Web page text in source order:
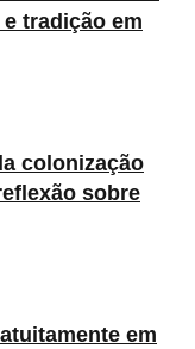
tradição em
colonização
sobre
em